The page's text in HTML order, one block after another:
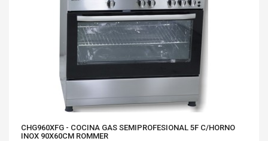
CHG960XFG - COCINA GAS SEMIPROFESIONAL 5F C/HORNO
INOX 90X60CM ROMMER